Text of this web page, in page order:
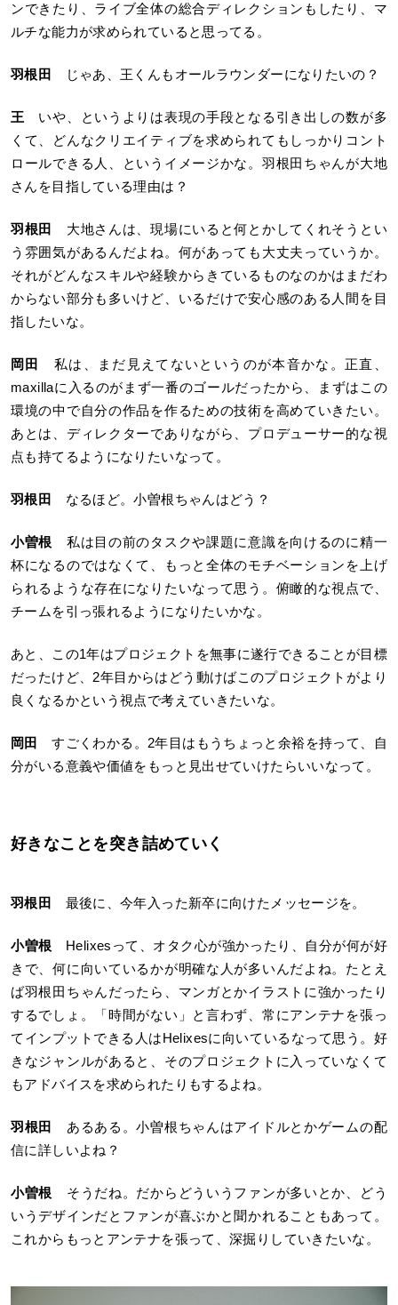
ンできたり、ライブ全体の総合ディレクションもしたり、マ
ルチな能力が求められていると思ってる。
羽根田 じゃあ、王くんもオールラウンダーになりたいの？
王 いや、というよりは表現の手段となる引き出しの数が多
くて、どんなクリエイティブを求められてもしっかりコント
ロールできる人、というイメージかな。羽根田ちゃんが大地
さんを目指している理由は？
羽根田
大地さんは、現場にいると何とかしてくれそうとい
う雰囲気があるんだよね。何があっても大丈夫っていうか。
それがどんなスキルや経験からきているものなのかはまだわ
からない部分も多いけど、いるだけで安心感のある人間を目
指したいな。
岡田
私は、まだ見えてないというのが本音かな。正直、
maxillaに入るのがまず一番のゴールだったから、まずはこの
環境の中で自分の作品を作るための技術を高めていきたい。
あとは、ディレクターでありながら、プロデューサー的な視
点も持てるようになりたいなって。
羽根田 なるほど。小曽根ちゃんはどう？
小曽根 私は目の前のタスクや課題に意識を向けるのに精一
杯になるのではなくて、もっと全体のモチベーションを上げ
られるような存在になりたいなって思う。俯瞰的な視点で、
チームを引っ張れるようになりたいかな。
あと、この1年はプロジェクトを無事に遂行できることが目標
だったけど、2年目からはどう動けばこのプロジェクトがより
良くなるかという視点で考えていきたいな。
岡田
すごくわかる。2年目はもうちょっと余裕を持って、自
分がいる意義や価値をもっと見出せていけたらいいなって。
好きなことを突き詰めていく
羽根田 最後に、今年入った新卒に向けたメッセージを。
小曽根 Helixesって、オタク心が強かったり、自分が何が好
きで、何に向いているかが明確な人が多いんだよね。たとえ
ば羽根田ちゃんだったら、マンガとかイラストに強かったり
するでしょ。「時間がない」と言わず、常にアンテナを張っ
てインプットできる人はHelixesに向いているなって思う。好
きなジャンルがあると、そのプロジェクトに入っていなくて
もアドバイスを求められたりもするよね。
羽根田
あるある。小曽根ちゃんはアイドルとかゲームの配
信に詳しいよね？
小曽根 そうだね。だからどういうファンが多いとか、どう
いうデザインだとファンが喜ぶかと聞かれることもあって。
これからもっとアンテナを張って、深掘りしていきたいな。